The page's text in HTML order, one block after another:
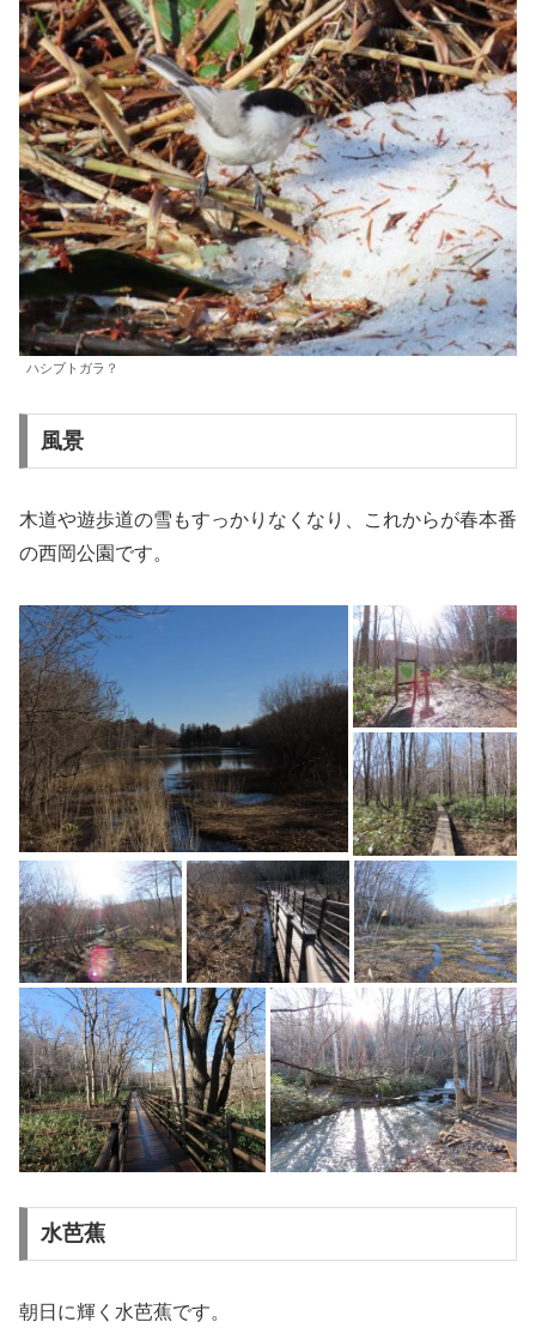
ハシブトガラ？
風景
木道や遊歩道の雪もすっかりなくなり、これからが春本番
の西岡公園です。
水芭蕉
朝日に輝く水芭蕉です。